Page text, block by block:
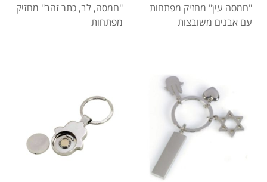
"חמסה עין" מחזיק מפתחות
עם אבנים משובצות
"חמסה, לב, כתר זהב" מחזיק
מפתחות